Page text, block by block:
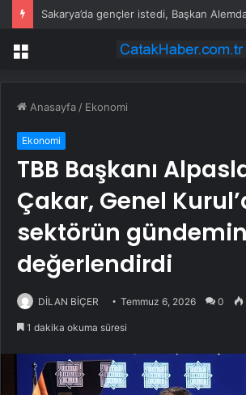
Sakarya’da gençler istedi, Başkan
Menü
Anasayfa / Ekonomi
Ekonomi
TBB Başkanı
Çakar, Genel
sektörün
değerlendirdi
DİLAN BİÇER Temmuz 6, 2026 0
1 dakika okuma süresi